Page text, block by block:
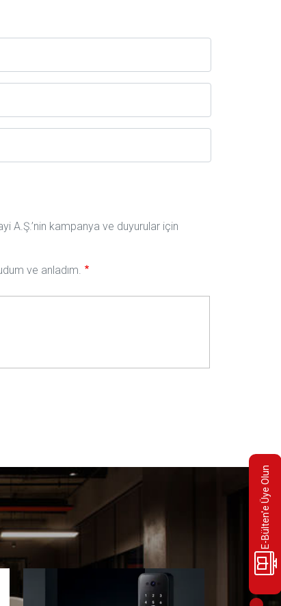
E-Bülten'e Üye Olun
A.Ş.’nin kampanya ve duyurular için
ve anladım.